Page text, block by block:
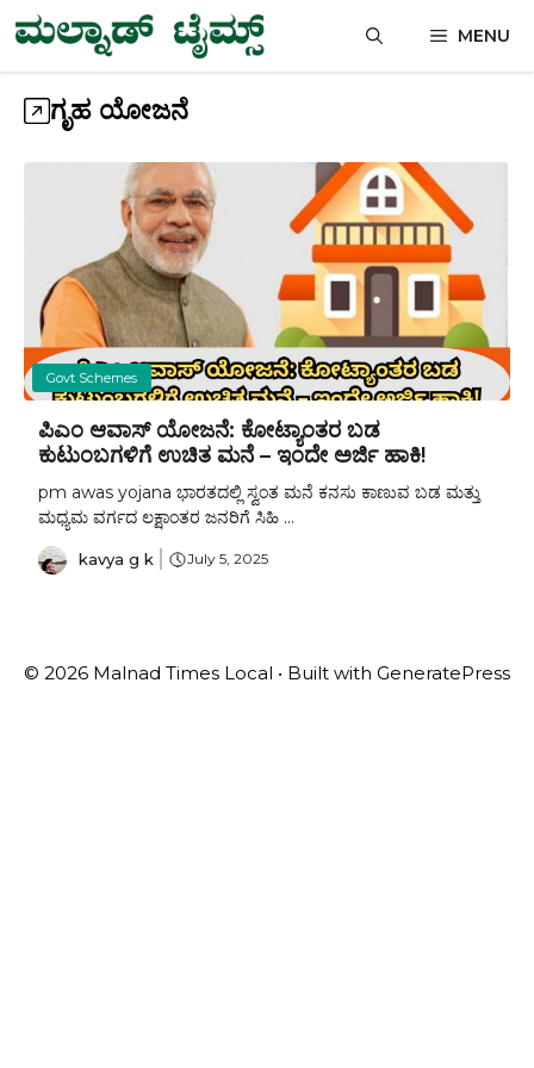
Skip
to
content
MENU
ಗೃಹ ಯೋಜನೆ
Govt Schemes
ಪಿಎಂ ಆವಾಸ್ ಯೋಜನೆ: ಕೋಟ್ಯಾಂತರ ಬಡ
ಕುಟುಂಬಗಳಿಗೆ ಉಚಿತ ಮನೆ – ಇಂದೇ ಅರ್ಜಿ ಹಾಕಿ!
pm awas yojana ಭಾರತದಲ್ಲಿ ಸ್ವಂತ ಮನೆ ಕನಸು ಕಾಣುವ ಬಡ ಮತ್ತು
ಮಧ್ಯಮ ವರ್ಗದ ಲಕ್ಷಾಂತರ ಜನರಿಗೆ ಸಿಹಿ ...
kavya g k July 5, 2025
© 2026 Malnad Times Local • Built with GeneratePress